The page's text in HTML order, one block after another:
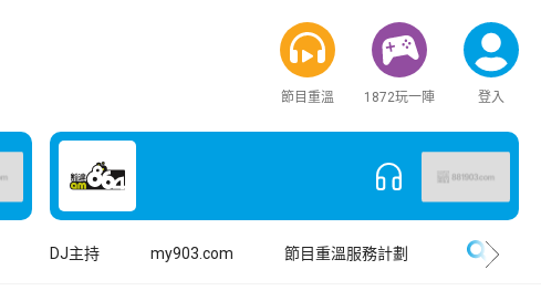
節目重溫 1872玩一陣 登入
DJ主持 my903.com 節目重溫服務計劃